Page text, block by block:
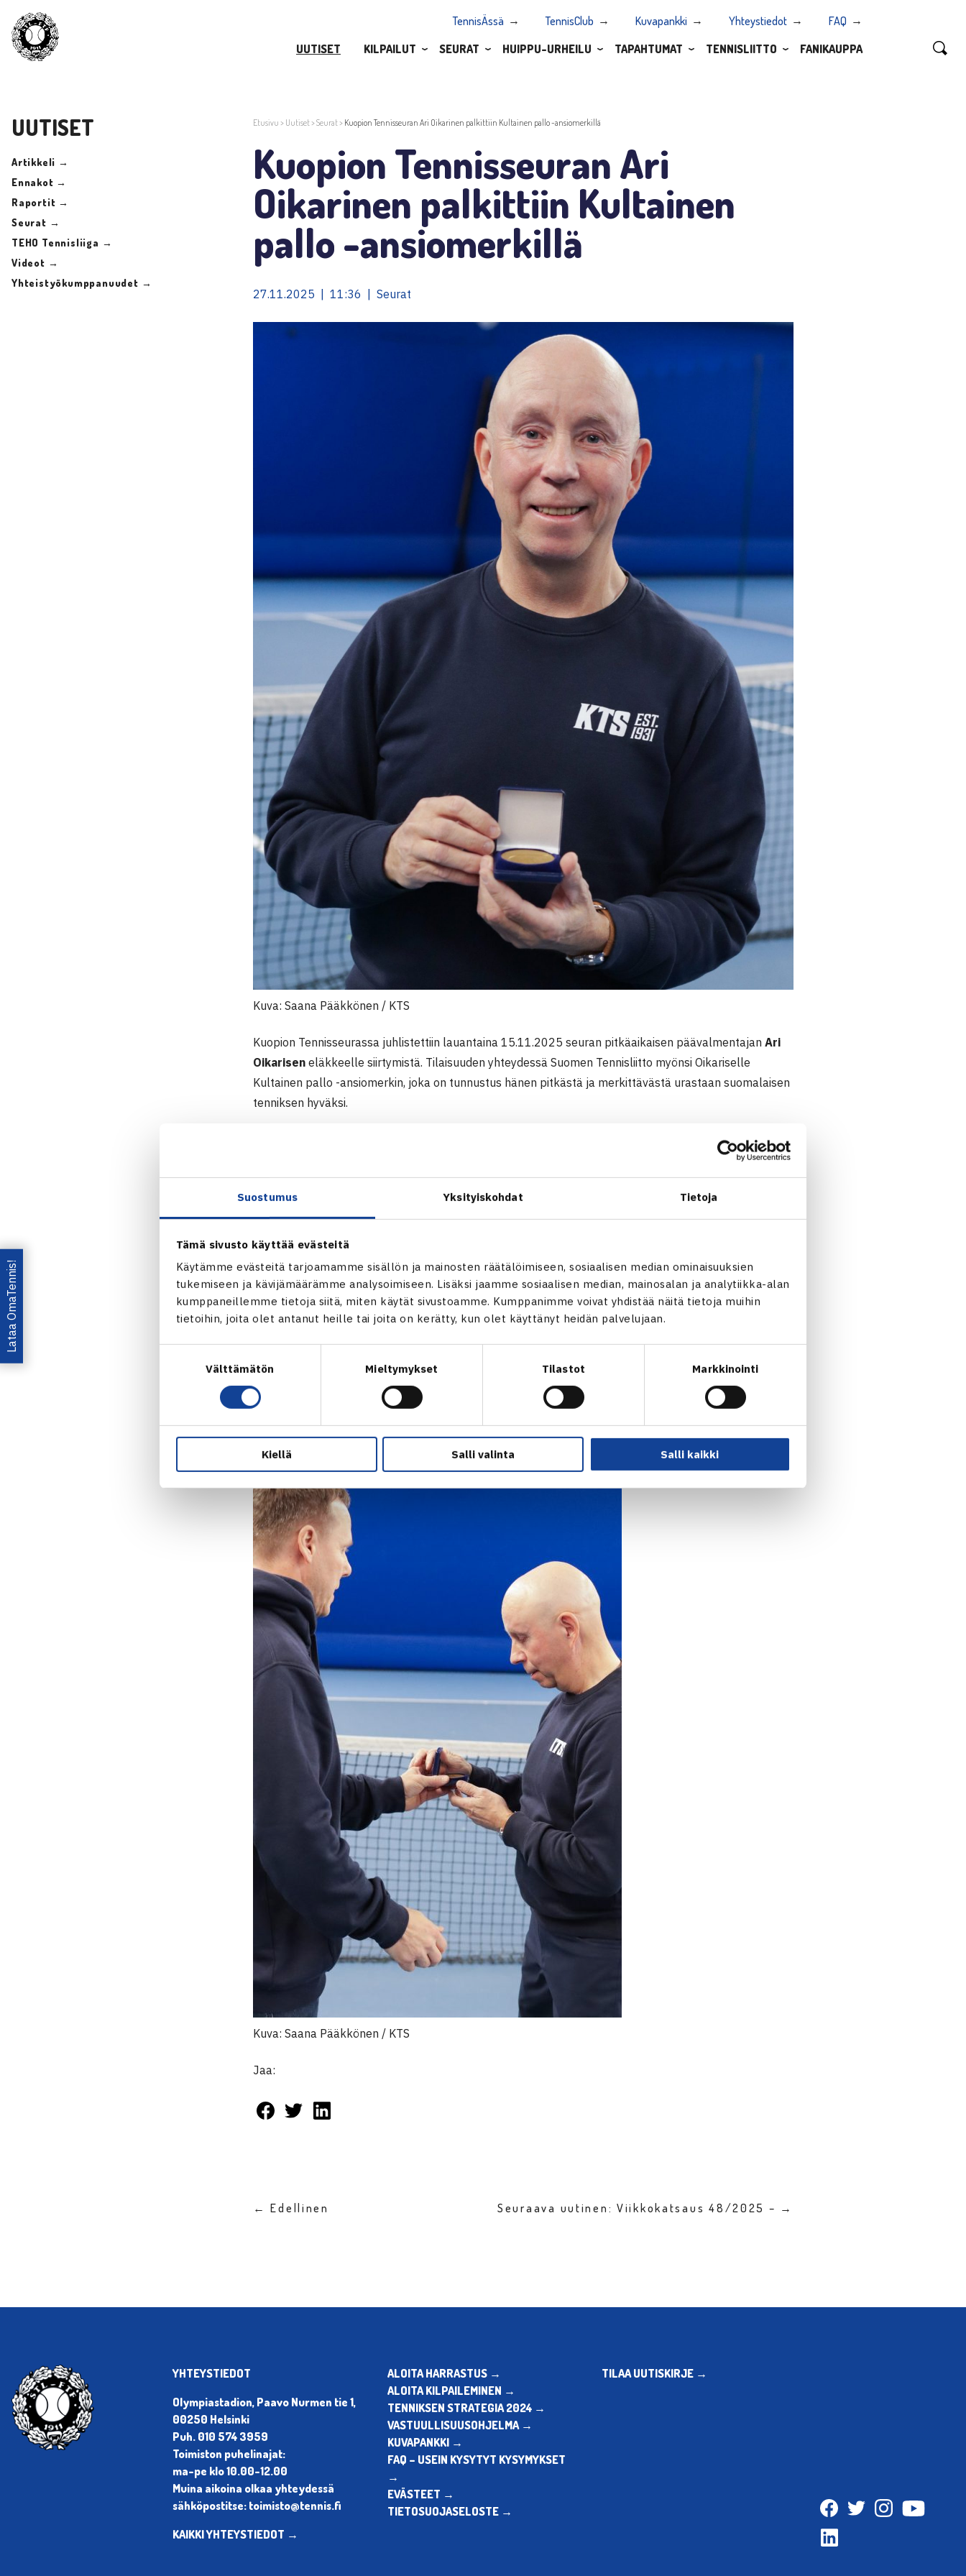
Suostumus Yksityiskohdat Tietoja
Tämä sivusto käyttää evästeitä
Käytämme evästeitä tarjoamamme sisällön ja mainosten räätälöimiseen, sosiaalisen median ominaisuuksien
tukemiseen ja kävijämäärämme analysoimiseen. Lisäksi jaamme sosiaalisen median, mainosalan ja analytiikka-alan
kumppaneillemme tietoja siitä, miten käytät sivustoamme. Kumppanimme voivat yhdistää näitä tietoja muihin
tietoihin, joita olet antanut heille tai joita on kerätty, kun olet käyttänyt heidän palvelujaan.
Välttämätön Mieltymykset Tilastot Markkinointi
Kiellä Salli valinta Salli kaikki
TennisÄssä TennisClub Kuvapankki Yhteystiedot
FAQ
UUTISET
KILPAILUT SEURAT HUIPPU-URHEILU TAPAHTUMAT TENNISLIITTO FANIKAUPPA
UUTISET
Artikkeli →
Ennakot →
Raportit →
Seurat →
TEHO Tennisliiga →
Videot →
Yhteistyökumppanuudet →
Etusivu > Uutiset>Seurat> Kuopion Tennisseuran Ari Oikarinen palkittiin Kultainen pallo -ansiomerkillä
Kuopion Tennisseuran Ari
Oikarinen palkittiin Kultainen
pallo -ansiomerkillä
27.11.2025 | 11:36 | Seurat
Kuva: Saana Pääkkönen / KTS
Kuopion Tennisseurassa juhlistettiin lauantaina 15.11.2025 seuran pitkäaikaisen päävalmentajan Ari
Oikarisen eläkkeelle siirtymistä. Tilaisuuden yhteydessä Suomen Tennisliitto myönsi Oikariselle
Kultainen pallo -ansiomerkin, joka on tunnustus hänen pitkästä ja merkittävästä urastaan suomalaisen
tenniksen hyväksi.
Oikarinen on toiminut tenniksen parissa 46 vuoden ajan, joista 27 vuotta päätoimisena valmentajana.
Hän toimi Kajaanin Tenniseuran päävalmentajana 8 vuotta ja Kuopion Tennisseurassa peräti 19 vuotta,
vaikuttaen merkittävästi seuran kasvuun ja tennisharrastuksen elinvoimaisuuteen alueella. Lisäksi
Oikarinen työskenteli 12 vuotta Pohjois-Savon Urheiluakatemian lajivalmentajana tukien nuorien
urheilijoiden kehitystä.
Oikarinen on kouluttautunut laajasti, toiminut seurojen hallituksissa sekä ollut mukana kehittämässä
Pohjoisen alueen tennistoimintaa ja Puolen Suomen tennis -yhteistyötä. Oikarinen tunnetaan läsnä
olevana, innostavana ja pelaajia kunnioittavana valmentajana, joka on vaikuttanut merkittävästi
Kuopion tenniskulttuuriin.
Kyseinen ansiomerkki myönnetään henkilöille, jotka ovat edistäneet merkittävästi tennistä Suomessa.
Tennisliiton myöntämiä ansiomerkkejä on jaettu jo vuodesta 1948 lähtien.
ANSIOMERKIT
Kuva: Saana Pääkkönen / KTS
Jaa:
← Edellinen Seuraava uutinen: Viikkokatsaus 48/2025 – →
Lataa OmaTennis!
YHTEYSTIEDOT
Olympiastadion, Paavo Nurmen tie 1,
00250 Helsinki
Puh. 010 574 3959
Toimiston puhelinajat:
ma-pe klo 10.00-12.00
Muina aikoina olkaa yhteydessä
sähköpostitse: toimisto@tennis.fi
KAIKKI YHTEYSTIEDOT →
ALOITA HARRASTUS →
ALOITA KILPAILEMINEN →
TENNIKSEN STRATEGIA 2024 →
VASTUULLISUUSOHJELMA →
KUVAPANKKI →
FAQ – USEIN KYSYTYT KYSYMYKSET
→
EVÄSTEET →
TIETOSUOJASELOSTE →
TILAA UUTISKIRJE →